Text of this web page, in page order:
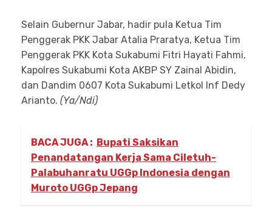
Selain Gubernur Jabar, hadir pula Ketua Tim
Penggerak PKK Jabar Atalia Praratya, Ketua Tim
Penggerak PKK Kota Sukabumi Fitri Hayati Fahmi,
Kapolres Sukabumi Kota AKBP SY Zainal Abidin,
dan Dandim 0607 Kota Sukabumi Letkol Inf Dedy
Arianto. (Ya/Ndi)
BACA JUGA : Bupati Saksikan
Penandatangan Kerja Sama Ciletuh-
Palabuhanratu UGGp Indonesia dengan
Muroto UGGp Jepang